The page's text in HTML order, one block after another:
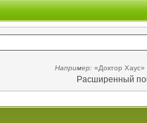
Например: «Доктор
Расширенный